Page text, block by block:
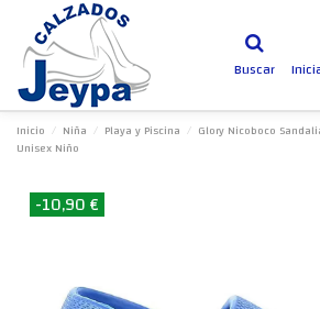
Buscar
Inicio Niña Playa y Piscina
Glory Nicoboco
Unisex Niño
-10,90 €